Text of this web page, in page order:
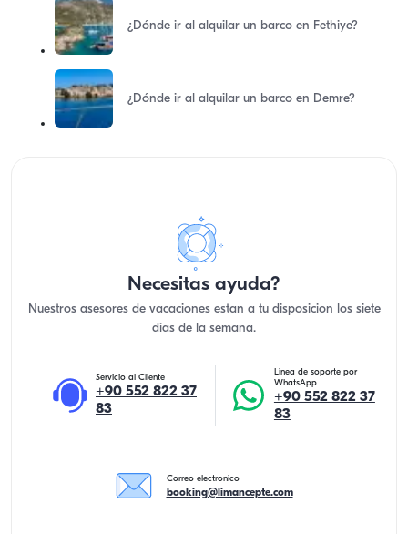
¿Dónde ir al alquilar un barco en Fethiye?
¿Dónde ir al alquilar un barco en Demre?
Necesitas ayuda?
Nuestros asesores de vacaciones estan a tu disposicion los siete
dias de la semana.
Servicio al Cliente
+90 552 822 37
83
Linea de soporte por
WhatsApp
+90 552 822 37
83
Correo electronico
booking@limancepte.com